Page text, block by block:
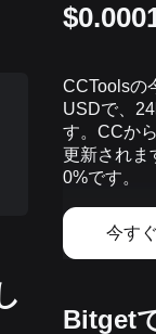
CCToolsの
USDで、
す。CCか
更新されま
0%です。
今す
Bitget